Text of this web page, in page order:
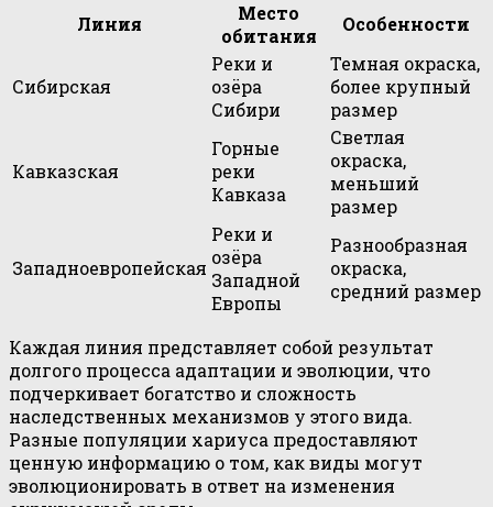
Линия
Место
обитания
Особенности
Сибирская
Реки и
озёра
Сибири
Темная окраска,
более крупный
размер
Кавказская
Горные
реки
Кавказа
Светлая
окраска,
меньший
размер
Западноевропейская
Реки и
озёра
Западной
Европы
Разнообразная
окраска,
средний размер
Каждая линия представляет собой результат
долгого процесса адаптации и эволюции, что
подчеркивает богатство и сложность
наследственных механизмов у этого вида.
Разные популяции хариуса предоставляют
ценную информацию о том, как виды могут
эволюционировать в ответ на изменения